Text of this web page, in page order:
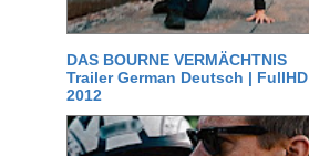
DAS BOURNE VERMÄCHTNIS
Trailer German Deutsch | FullHD
2012